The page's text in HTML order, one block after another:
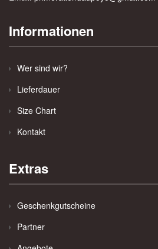
Informationen
Wer sind wir?
Lieferdauer
Size Chart
Kontakt
Extras
Geschenkgutscheine
Partner